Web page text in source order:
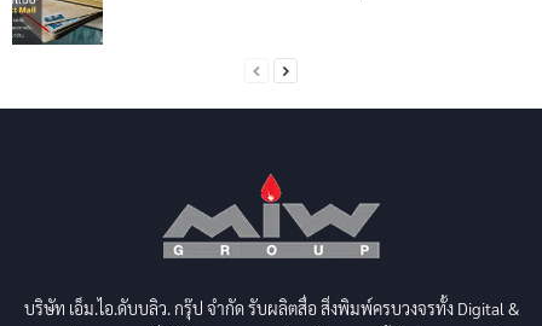
บริษัท เอ็ม.ไอ.ดับบลิว. กรุ๊ป จำกัด รับผลิตสื่อ สิ่งพิมพ์ครบวงจรทั้ง Digital &